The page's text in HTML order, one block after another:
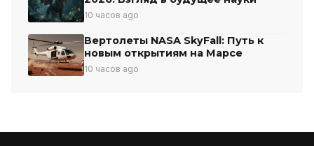
10 часов ago
Вертолеты NASA SkyFall: Путь к
новым открытиям на Марсе
10 часов ago